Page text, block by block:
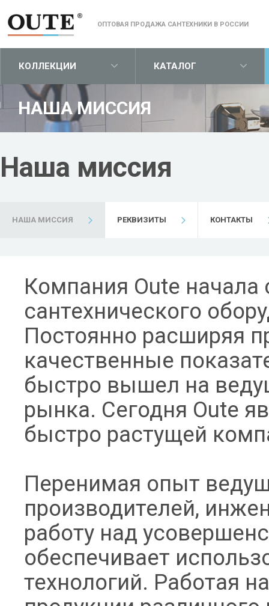
ОПТОВАЯ ПРОДАЖА САНТЕХНИКИ В РОССИИ
КОЛЛЕКЦИИ КАТАЛОГ
НАША МИССИЯ
Наша миссия
НАША МИССИЯ РЕКВИЗИТЫ КОНТАКТЫ
Компания Oute
сантехнического
Постоянно расширяя
качественные
быстро вышел на
рынка. Сегодня Oute
быстро растущей
Перенимая опыт
производителей,
работу над
обеспечивает
технологий. Работая